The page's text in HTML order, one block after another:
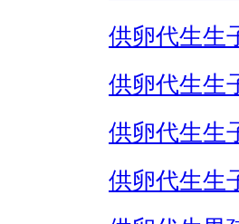
供卵代生生
供卵代生生
供卵代生生
供卵代生生